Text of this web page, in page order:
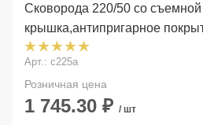
Сковорода 220/50 со съемной
крышка,антипригарное
Арт.: с225а
Розничная цена
1 745.30 ₽ / шт